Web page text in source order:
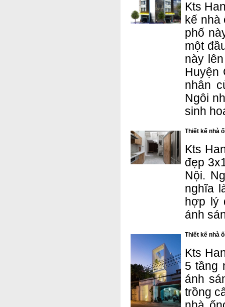
Kts
kế nhà
phố
một
này
Huyện
nhân
Ngôi
sinh
Thiết kế nhà
Kts
đẹp
Nội.
nghĩa
hợp lý
ánh
Thiết kế nhà
Kts
5 tầng
ánh
trồng